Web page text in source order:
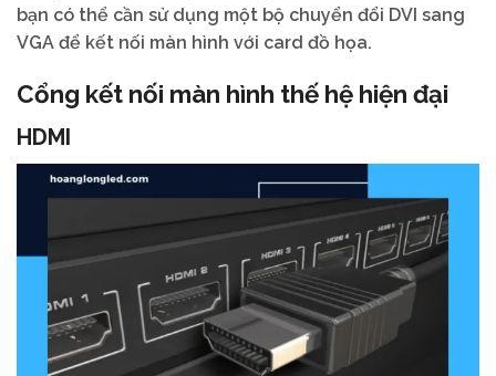
bạn có thể cần sử dụng một bộ chuyển đổi DVI sang
VGA để kết nối màn hình với card đồ họa.
Cổng kết nối màn hình thế hệ hiện đại
HDMI